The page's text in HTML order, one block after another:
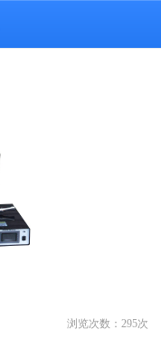
浏览次数： 295次